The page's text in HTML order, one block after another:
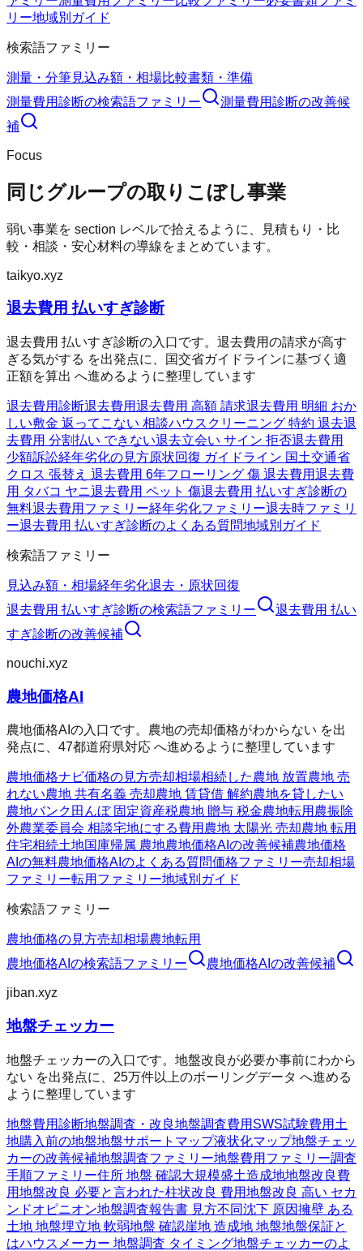
リー地域別ガイド
検索語ファミリー
測量・分筆見込み額・相場比較書類・準備
測量費用診断の検索語ファミリー 測量費用診断の改善候
補
Focus
同じグループの取りこぼし事業
弱い事業を section レベルで拾えるように、見積もり・比
較・相談・安心材料の導線をまとめています。
taikyo.xyz
退去費用 払いすぎ診断
退去費用 払いすぎ診断の入口です。退去費用の請求が高す
ぎる気がする を出発点に、国交省ガイドラインに基づく適
正額を算出 へ進めるように整理しています
退去費用診断退去費用退去費用 高額 請求退去費用 明細 おか
しい敷金 返ってこない 相談ハウスクリーニング 特約 退去退
去費用 分割払い できない退去立会い サイン 拒否退去費用
少額訴訟経年劣化の見方原状回復 ガイドライン 国土交通省
クロス 張替え 退去費用 6年フローリング 傷 退去費用退去費
用 タバコ ヤニ退去費用 ペット 傷退去費用 払いすぎ診断の
無料退去費用ファミリー経年劣化ファミリー退去時ファミリ
ー退去費用 払いすぎ診断のよくある質問地域別ガイド
検索語ファミリー
見込み額・相場経年劣化退去・原状回復
退去費用 払いすぎ診断の検索語ファミリー
退去費用 払い
すぎ診断の改善候補
nouchi.xyz
農地価格AI
農地価格AIの入口です。農地の売却価格がわからない を出
発点に、47都道府県対応 へ進めるように整理しています
農地価格ナビ価格の見方売却相場相続した農地 放置農地 売
れない農地 共有名義 売却農地 賃貸借 解約農地を貸したい
農地バンク 田んぼ 固定資産税農地 贈与 税金農地転用 農振除
外農業委員会 相談宅地にする費用 農地 太陽光 売却農地 転用
住宅相続土地国庫帰属 農地農地価格AIの改善候補農地価格
AIの無料農地価格AIのよくある質問価格ファミリー売却相場
ファミリー転用ファミリー地域別ガイド
検索語ファミリー
農地価格の見方売却相場農地転用
農地価格AI の検索語ファミリー 農地価格AI の改善候補
jiban.xyz
地盤チェッカー
地盤チェッカーの入口です。地盤改良が必要か事前にわから
ない を出発点に、25万件以上のボーリングデータ へ進める
ように整理しています
地盤費用診断地盤調査・改良地盤調査費用 SWS試験費用 土
地購入前の地盤地盤サポートマップ液状化マップ地盤チェッ
カーの改善候補地盤調査ファミリー地盤費用ファミリー調査
手順ファミリー住所 地盤 確認大規模盛土造成地地盤改良費
用地盤改良 必要と言われた柱状改良 費用地盤改良 高い セカ
ンドオピニオン地盤調査報告書 見方不同沈下 原因擁壁 ある
土地 地盤埋立地 軟弱地盤 確認崖地 造成地 地盤地盤保証と
はハウスメーカー 地盤調査 タイミング地盤チェッカーのよ